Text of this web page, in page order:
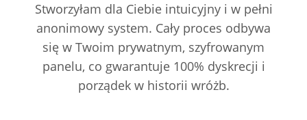
Stworzyłam dla Ciebie intuicyjny i w pełni
anonimowy system. Cały proces odbywa
się w Twoim prywatnym, szyfrowanym
panelu, co gwarantuje 100% dyskrecji i
porządek w historii wróżb.